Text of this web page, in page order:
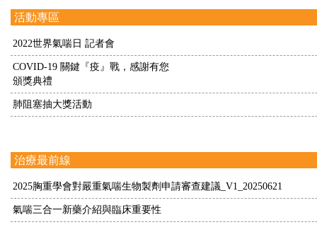
活動專區
2022世界氣喘日 記者會
COVID-19 關鍵『疫』戰，感謝有您
頒獎典禮
肺阻塞抽大獎活動
治療最前線
2025胸重學會對嚴重氣喘生物製劑申請審查建議_V1_20250621
氣喘三合一新藥介紹與臨床重要性